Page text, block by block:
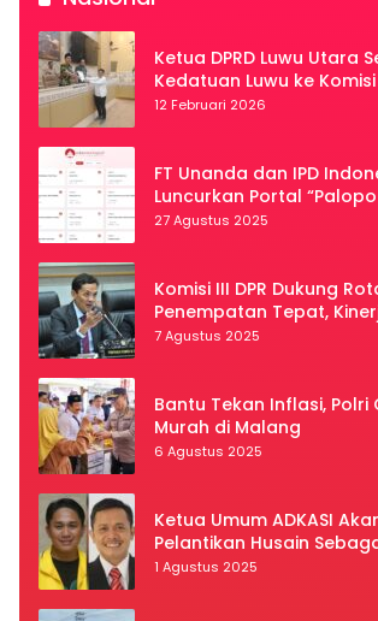
Ketua DPRD Luwu Utara
Kedatuan Luwu ke Komisi
12 Februari 2026
FT Unanda dan IPD
Luncurkan Portal
Secara Virtual
27 Agustus 2025
Komisi III DPR Dukung
Penempatan Tepat,
7 Agustus 2025
Bantu Tekan Inflasi, Polri
Murah di Malang
6 Agustus 2025
Ketua Umum ADKASI
Pelantikan Husain
Luwu Utara
1 Agustus 2025